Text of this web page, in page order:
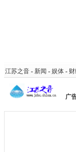
江苏之音 - 新闻 - 娱体 -
广